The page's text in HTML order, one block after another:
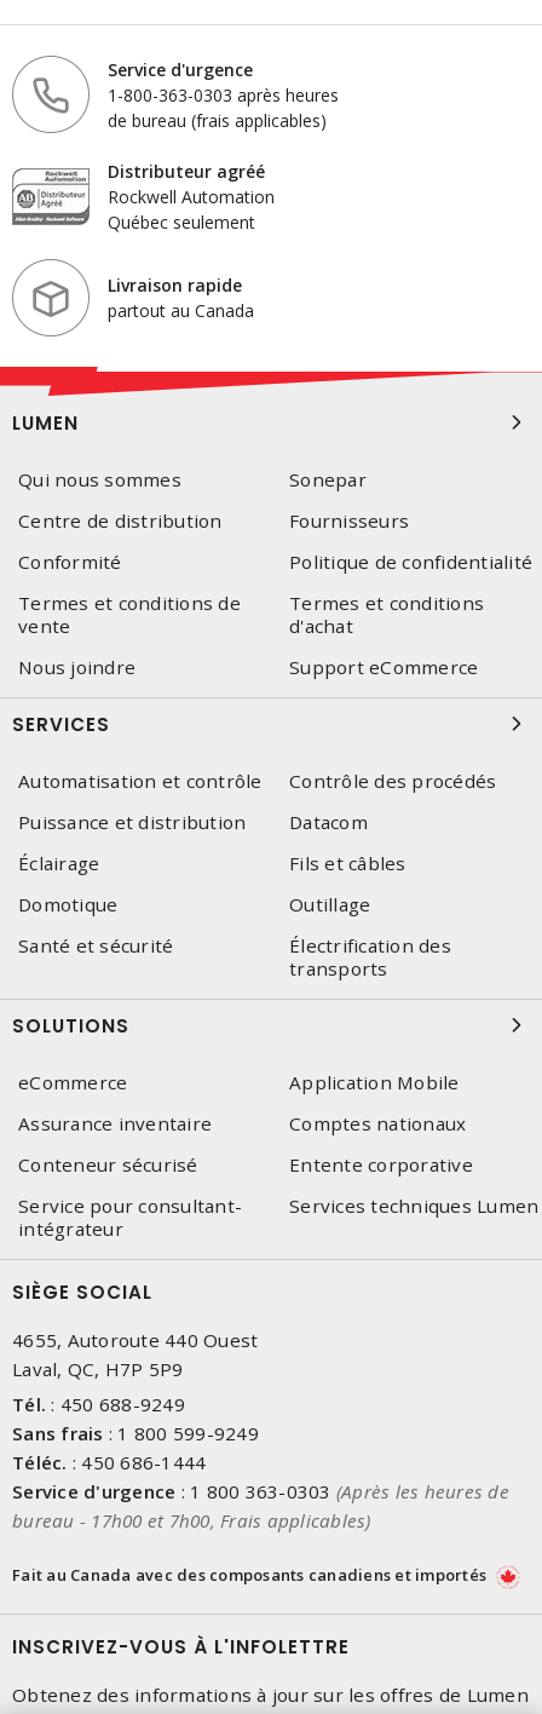
Service d'urgence
1-800-363-0303 après heures
de bureau (frais applicables)
Distributeur agréé
Rockwell Automation
Québec seulement
Livraison rapide
partout au Canada
LUMEN
Qui nous sommes
Sonepar
Centre de distribution
Fournisseurs
Conformité
Politique de confidentialité
Termes et conditions de
vente
Termes et conditions
d'achat
Nous joindre
Support eCommerce
SERVICES
Automatisation et contrôle
Contrôle des procédés
Puissance et distribution
Datacom
Éclairage
Fils et câbles
Domotique
Outillage
Santé et sécurité
Électrification des
transports
SOLUTIONS
eCommerce
Application Mobile
Assurance inventaire
Comptes nationaux
Conteneur sécurisé
Entente corporative
Service pour consultant-
intégrateur
Services techniques Lumen
SIÈGE SOCIAL
4655, Autoroute 440 Ouest
Laval, QC, H7P 5P9
Tél. : 450 688-9249
Sans frais : 1 800 599-9249
Téléc. : 450 686-1444
Service d'urgence : 1 800 363-0303 (Après les heures de
bureau - 17h00 et 7h00, Frais applicables)
Fait au Canada avec des composants canadiens et importés
INSCRIVEZ-VOUS À L'INFOLETTRE
Obtenez des informations à jour sur les offres de Lumen